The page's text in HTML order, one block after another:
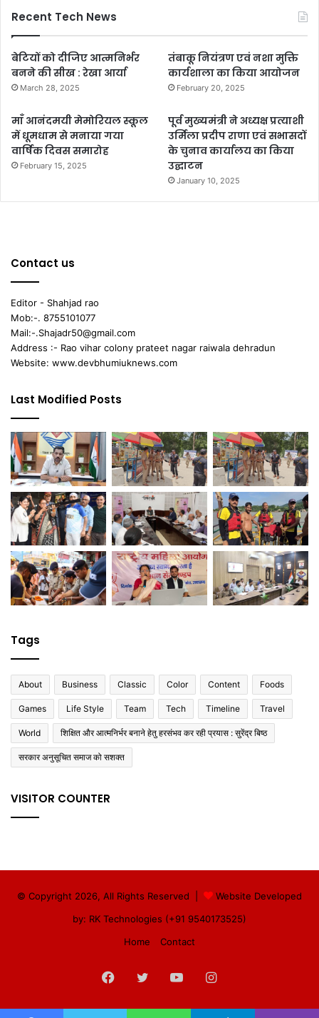
Recent Tech News
बेटियों को दीजिए आत्मनिर्भर
बनने की सीख : रेखा आर्या
March 28, 2025
तंबाकू नियंत्रण एवं नशा मुक्ति
कार्यशाला का किया आयोजन
February 20, 2025
माँ आनंदमयी मेमोरियल स्कूल
में धूमधाम से मनाया गया
वार्षिक दिवस समारोह
February 15, 2025
पूर्व मुख्यमंत्री ने अध्यक्ष प्रत्याशी
उर्मिला प्रदीप राणा एवं सभासदों
के चुनाव कार्यालय का किया
उद्घाटन
January 10, 2025
Contact us
Editor - Shahjad rao
Mob:-. 8755101077
Mail:-.Shajadr50@gmail.com
Address :- Rao vihar colony prateet nagar raiwala dehradun
Website: www.devbhumiuknews.com
Last Modified Posts
Tags
About Business Classic Color Content Foods
Games Life Style Team Tech Timeline Travel
World शिक्षित और आत्मनिर्भर बनाने हेतु हरसंभव कर रही प्रयास : सुरेंद्र बिष्ठ
सरकार अनुसूचित समाज को सशक्त
VISITOR COUNTER
© Copyright 2026, All Rights Reserved |
Website Developed
by: RK Technologies (+91 9540173525)
Home
Contact
Facebook
TwitterYouTubeInstagram